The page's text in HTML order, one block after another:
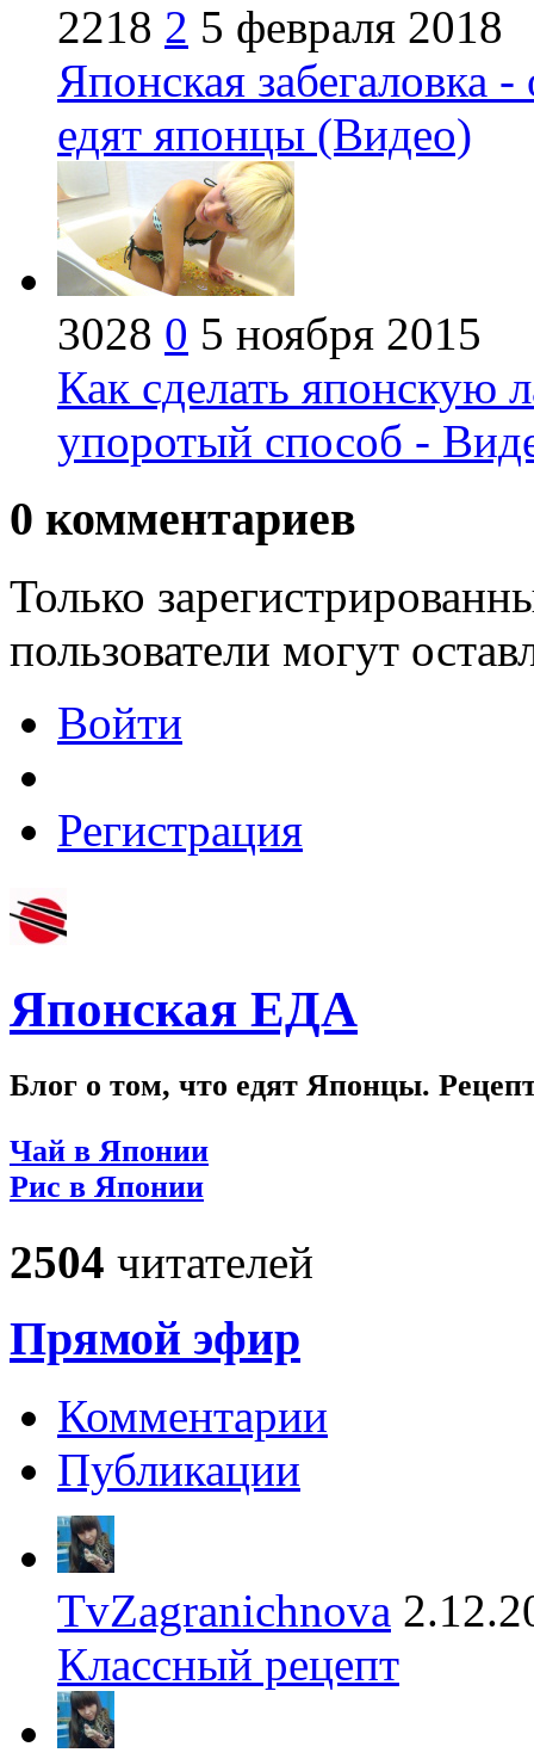
2218 2 5 февраля 2018
Японская забегаловка
едят японцы (Видео)
3028 0 5 ноября 2015
Как сделать японскую
упоротый способ -
0 комментариев
Только
пользователи могут
Войти
Регистрация
Японская ЕДА
Блог о том, что едят Японцы.
Чай в Японии
Рис в Японии
2504 читателей
Прямой эфир
Комментарии
Публикации
TvZagranichnova
Классный рецепт